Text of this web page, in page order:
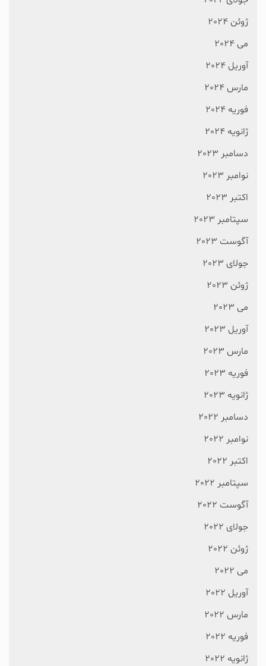
ژوئن 2024
می 2024
آوریل 2024
مارس 2024
فوریه 2024
ژانویه 2024
دسامبر 2023
نوامبر 2023
اکتبر 2023
سپتامبر 2023
آگوست 2023
جولای 2023
ژوئن 2023
می 2023
آوریل 2023
مارس 2023
فوریه 2023
ژانویه 2023
دسامبر 2022
نوامبر 2022
اکتبر 2022
سپتامبر 2022
آگوست 2022
جولای 2022
ژوئن 2022
می 2022
آوریل 2022
مارس 2022
فوریه 2022
ژانویه 2022